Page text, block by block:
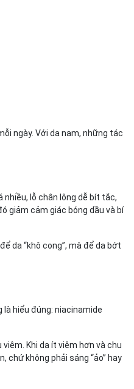
ngày. Với da nam, những tác
lỗ chân lông dễ bít tắc,
giảm cảm giác bóng dầu và bí
da “khô cong”, mà để da bớt
hiểu đúng: niacinamide
Khi da ít viêm hơn và chu
chứ không phải sáng “ảo” hay